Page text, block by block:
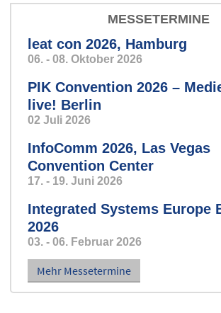
MESSETERMINE
leat con 2026, Hamburg
06. - 08. Oktober 2026
PIK Convention 2026 –
live! Berlin
02 Juli 2026
InfoComm 2026, Las Vegas
Convention Center
17. - 19. Juni 2026
Integrated Systems Europe
2026
03. - 06. Februar 2026
Mehr Messetermine